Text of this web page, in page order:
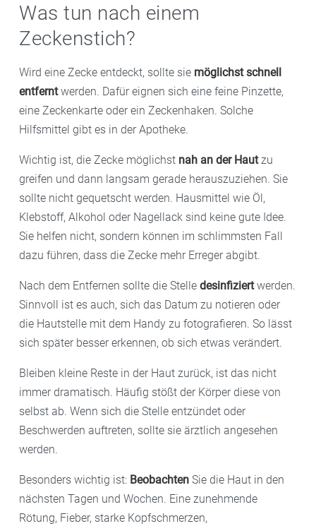
Was tun nach einem
Zeckenstich?
Wird eine Zecke entdeckt, sollte sie möglichst schnell
entferntwerden. Dafür eignen sich eine feine Pinzette,
eine Zeckenkarte oder ein Zeckenhaken. Solche
Hilfsmittel gibt es in der Apotheke.
Wichtig ist, die Zecke möglichst nah an der Hautzu
greifen und dann langsam gerade herauszuziehen. Sie
sollte nicht gequetscht werden. Hausmittel wie Öl,
Klebstoff, Alkohol oder Nagellack sind keine gute Idee.
Sie helfen nicht, sondern können im schlimmsten Fall
dazu führen, dass die Zecke mehr Erreger abgibt.
Nach dem Entfernen sollte die Stelle desinfiziertwerden.
Sinnvoll ist es auch, sich das Datum zu notieren oder
die Hautstelle mit dem Handy zu fotografieren. So lässt
sich später besser erkennen, ob sich etwas verändert.
Bleiben kleine Reste in der Haut zurück, ist das nicht
immer dramatisch. Häufig stößt der Körper diese von
selbst ab. Wenn sich die Stelle entzündet oder
Beschwerden auftreten, sollte sie ärztlich angesehen
werden.
Besonders wichtig ist: Beobachten Sie die Haut in den
nächsten Tagen und Wochen. Eine zunehmende
Rötung, Fieber, starke Kopfschmerzen,